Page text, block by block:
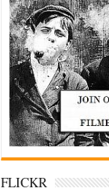
FLICKR